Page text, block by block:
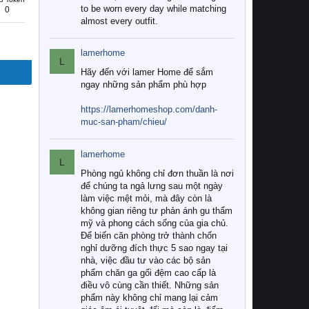
0
to be worn every day while matching
almost every outfit.
L
lamerhome
Hãy đến với lamer Home để sắm
ngay những sản phẩm phù hợp
https://lamerhomeshop.com/danh-
muc-san-pham/chieu/
L
lamerhome
Phòng ngủ không chỉ đơn thuần là nơi
để chúng ta ngả lưng sau một ngày
làm việc mệt mỏi, mà đây còn là
không gian riêng tư phản ánh gu thẩm
mỹ và phong cách sống của gia chủ.
Để biến căn phòng trở thành chốn
nghỉ dưỡng đích thực 5 sao ngay tại
nhà, việc đầu tư vào các bộ sản
phẩm chăn ga gối đệm cao cấp là
điều vô cùng cần thiết. Những sản
phẩm này không chỉ mang lại cảm